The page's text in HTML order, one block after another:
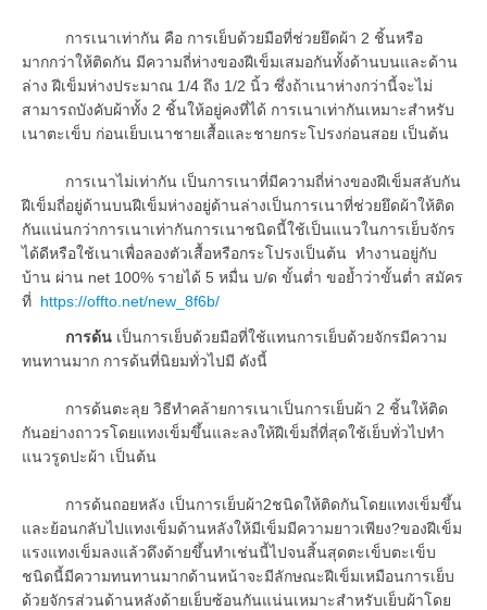
การเนาเท่ากัน คือ การเย็บด้วยมือที่ช่วยยึดผ้า 2 ชิ้นหรือ
มากกว่าให้ติดกัน มีความถี่ห่างของฝีเข็มเสมอกันทั้งด้านบนและด้าน
ล่าง ฝีเข็มห่างประมาณ 1/4 ถึง 1/2 นิ้ว ซึ่งถ้าเนาห่างกว่านี้จะไม่
สามารถบังคับผ้าทั้ง 2 ชิ้นให้อยู่คงที่ได้ การเนาเท่ากันเหมาะสำหรับ
เนาตะเข็บ ก่อนเย็บเนาชายเสื้อและชายกระโปรงก่อนสอย เป็นต้น
การเนาไม่เท่ากัน เป็นการเนาที่มีความถี่ห่างของฝีเข็มสลับกัน
ฝีเข็มถี่อยู่ด้านบนฝีเข็มห่างอยู่ด้านล่างเป็นการเนาที่ช่วยยึดผ้าให้ติด
กันแน่นกว่าการเนาเท่ากันการเนาชนิดนี้ใช้เป็นแนวในการเย็บจักร
ได้ดีหรือใช้เนาเพื่อลองตัวเสื้อหรือกระโปรงเป็นต้น ทำงานอยู่กับ
บ้าน ผ่าน net 100% รายได้ 5 หมื่น บ/ด ขั้นต่ำ ขอย้ำว่าขั้นต่ำ สมัคร
ที่ https://offto.net/new_8f6b/
การด้น เป็นการเย็บด้วยมือที่ใช้แทนการเย็บด้วยจักรมีความ
ทนทานมาก การด้นที่นิยมทั่วไปมี ดังนี้
การด้นตะลุย วิธีทำคล้ายการเนาเป็นการเย็บผ้า 2 ชิ้นให้ติด
กันอย่างถาวรโดยแทงเข็มขึ้นและลงให้ฝีเข็มถี่ที่สุดใช้เย็บทั่วไปทำ
แนวรูดปะผ้า เป็นต้น
การด้นถอยหลัง เป็นการเย็บผ้า2ชนิดให้ติดกันโดยแทงเข็มขึ้น
และย้อนกลับไปแทงเข็มด้านหลังให้มีเข็มมีความยาวเพียง?ของฝีเข็ม
แรงแทงเข็มลงแล้วดึงด้ายขึ้นทำเช่นนี้ไปจนสิ้นสุดตะเข็บตะเข็บ
ชนิดนี้มีความทนทานมากด้านหน้าจะมีลักษณะฝีเข็มเหมือนการเย็บ
ด้วยจักรส่วนด้านหลังด้ายเย็บซ้อนกันแน่นเหมาะสำหรับเย็บผ้าโดย